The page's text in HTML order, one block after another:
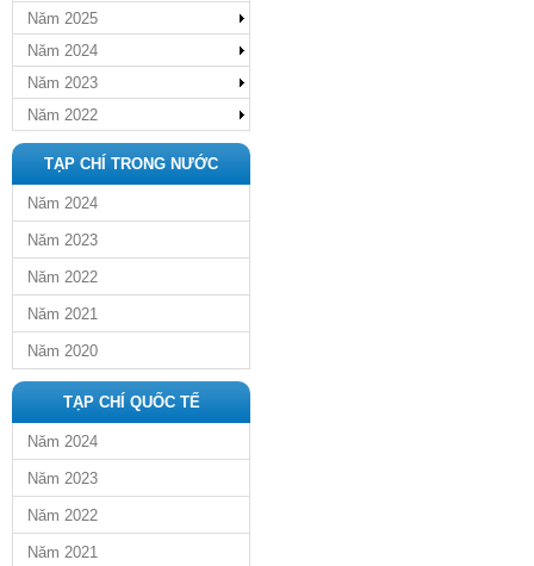
Năm 2025
Năm 2024
Năm 2023
Năm 2022
TẠP CHÍ TRONG NƯỚC
Năm 2024
Năm 2023
Năm 2022
Năm 2021
Năm 2020
TẠP CHÍ QUỐC TẾ
Năm 2024
Năm 2023
Năm 2022
Năm 2021